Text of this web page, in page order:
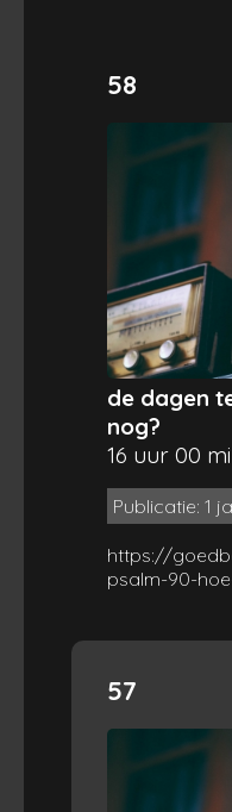
58
de dagen
nog?
16 uur 00
Publicatie: 1
https://
psalm-90-
57